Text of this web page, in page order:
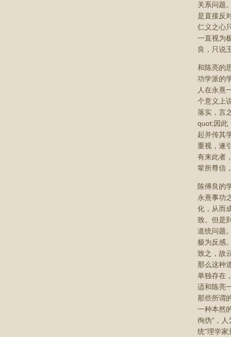
关系问题
是直接反
仁义之心
一直视为
良，只说
和陈亮的
功学派的
人在永熹
个意义上
落实，言
quot;因此
起并传其
重视，遂
有来此者
辈所尊信
陈傅良的
永熹事功
化，从而
致。但是
道统问题
极为反感
致之，故
那么这种
单独存在
适和陈亮
那些所谓
一种本然
徇伪"，人
统"理学家